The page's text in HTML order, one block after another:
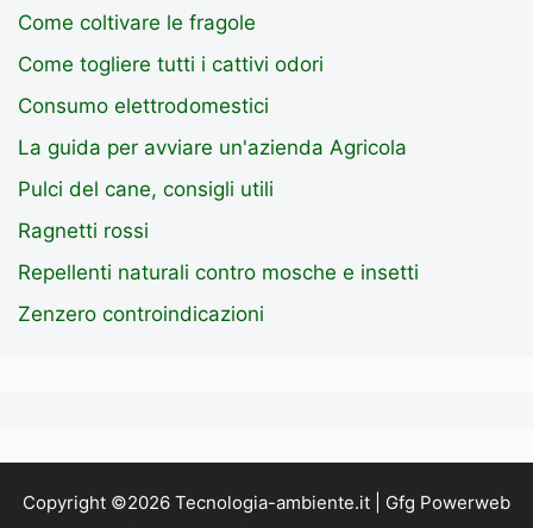
Come coltivare le fragole
Come togliere tutti i cattivi odori
Consumo elettrodomestici
La guida per avviare un'azienda Agricola
Pulci del cane, consigli utili
Ragnetti rossi
Repellenti naturali contro mosche e insetti
Zenzero controindicazioni
Copyright ©2026 Tecnologia-ambiente.it | Gfg Powerweb